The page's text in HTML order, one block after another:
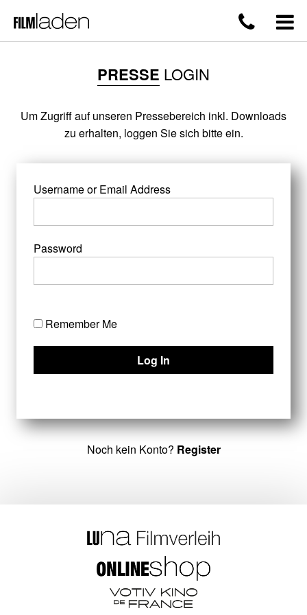
PRESSE LOGIN
Um Zugriff auf unseren Pressebereich inkl. Downloads
zu erhalten, loggen Sie sich bitte ein.
Username or Email Address
Password
Remember Me
Noch kein Konto? Register